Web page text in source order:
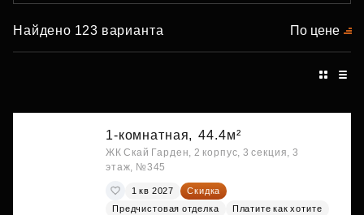
Найдено 123 варианта По цене
1-комнатная, 44.4м²
ЖК Скай Гарден, 2 корпус, 3 секция, 3
этаж, №345
1 кв 2027
Скидка
Предчистовая отделка
Платите как хотите